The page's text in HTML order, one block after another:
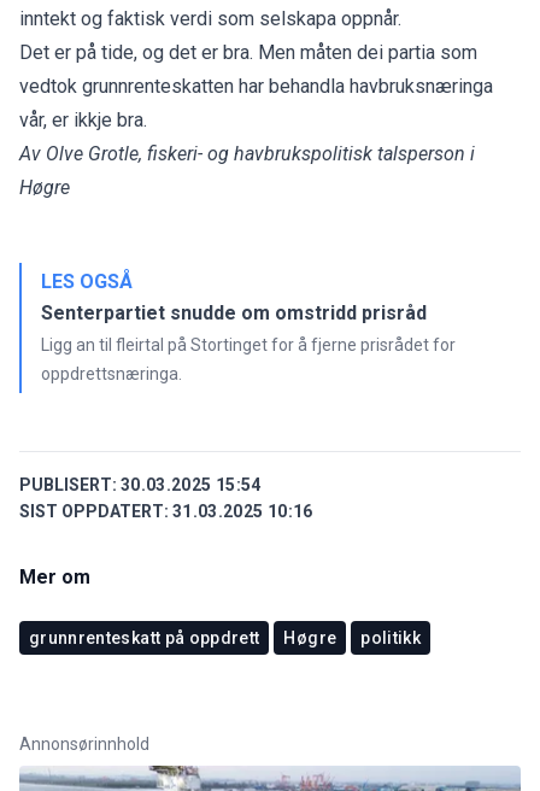
inntekt og faktisk verdi som selskapa oppnår.
Det er på tide, og det er bra. Men måten dei partia som
vedtok grunnrenteskatten har behandla havbruksnæringa
vår, er ikkje bra.
Av Olve Grotle, fiskeri- og havbrukspolitisk talsperson i
Høgre
LES OGSÅ
Senterpartiet snudde om omstridd prisråd
Ligg an til fleirtal på Stortinget for å fjerne prisrådet for
oppdrettsnæringa.
PUBLISERT: 30.03.2025 15:54
SIST OPPDATERT: 31.03.2025 10:16
Mer om
grunnrenteskatt på oppdrett Høgre politikk
Annonsørinnhold